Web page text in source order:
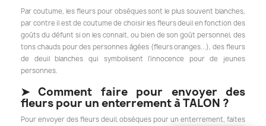
Par coutume, les fleurs pour obsèques sont le plus souvent blanches,
par contre il est de coutume de choisir les fleurs deuil en fonction des
goûts du défunt si on les connait, ou bien de son goût personnel, des
tons chauds pour des personnes âgées(fleurs oranges...), des fleurs
de deuil blanches qui symbolisent l'innocence pour de jeunes
personnes.
➤Comment faire pour envoyer des
fleurs pour un enterrement à TALON ?
Pour envoyer des fleurs deuil, obsèques pour un enterrement, faites